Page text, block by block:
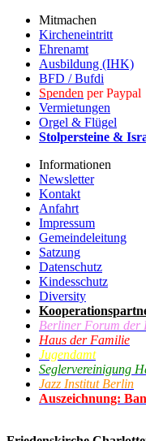
Mitmachen
Kircheneintritt
Ehrenamt
Ausbildung (IHK)
BFD / Bufdi
Spenden per Paypal
Vermietungen
Orgel & Flügel
Stolpersteine &
Informationen
Newsletter
Kontakt
Anfahrt
Impressum
Gemeindeleitung
Satzung
Datenschutz
Kindesschutz
Diversity
Berliner Forum der
Haus der Familie
Jugendamt
Seglervereinigung
Jazz Institut Berlin
Auszeichnung: